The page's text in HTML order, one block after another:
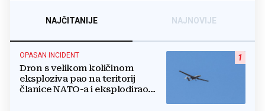
NAJČITANIJE NAJNOVIJE
1
OPASAN INCIDENT
Dron s velikom količinom
eksploziva pao na teritorij
članice NATO-a i eksplodirao